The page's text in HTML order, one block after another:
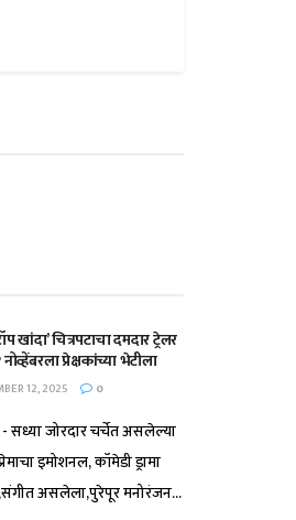
खांदा’ चित्रपटाचा दमदार ट्रेलर
प्रेक्षकांच्या भेटीला
12, 2025 0
सध्या जोरदार चर्चेत असलेल्या
इमोशनल, कॉमेडी ड्रामा
असलेला,पुरेपूर मनोरंजन...